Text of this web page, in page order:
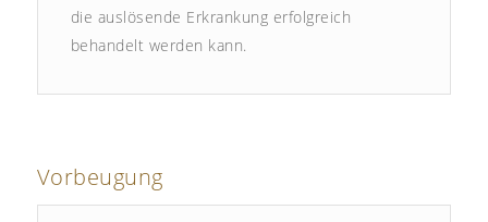
die auslösende Erkrankung erfolgreich
behandelt werden kann.
Vorbeugung